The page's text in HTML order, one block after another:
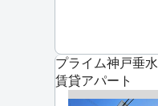
プライム神戸垂水
賃貸アパート